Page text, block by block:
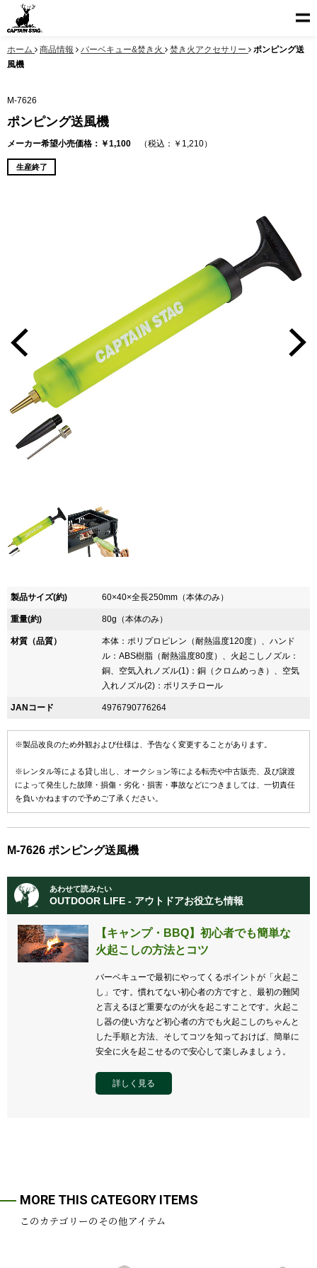
ホーム 商品情報 バーベキュー&焚き火 焚き火アクセサリー
ポンピング送
風機
M-7626
ポンピング送風機
メーカー希望小売価格：￥1,100 （税込：￥1,210）
生産終了
製品サイズ(約) 60×40×全長250mm（本体のみ）
重量(約) 80g（本体のみ）
材質（品質）
本体：ポリプロピレン（耐熱温度120度）、ハンド
ル：ABS樹脂（耐熱温度80度）、火起こしノズル：
銅、空気入れノズル(1)：銅（クロムめっき）、空気
入れノズル(2)：ポリスチロール
JANコード 4976790776264
※製品改良のため外観および仕様は、予告なく変更することがあります。
※レンタル等による貸し出し、オークション等による転売や中古販売、及び譲渡
によって発生した故障・損傷・劣化・損害・事故などにつきましては、一切責任
を負いかねますので予めご了承ください。
M-7626 ポンピング送風機
あわせて読みたい
OUTDOOR LIFE - アウトドアお役立ち情報
【キャンプ・BBQ】初心者でも簡単な
火起こしの方法とコツ
バーベキューで最初にやってくるポイントが「火起こ
し」です。慣れてない初心者の方ですと、最初の難関
と言えるほど重要なのが火を起こすことです。火起こ
し器の使い方など初心者の方でも火起こしのちゃんと
した手順と方法、そしてコツを知っておけば、簡単に
安全に火を起こせるので安心して楽しみましょう。
詳しく見る
MORE THIS CATEGORY ITEMS
このカテゴリーのその他アイテム